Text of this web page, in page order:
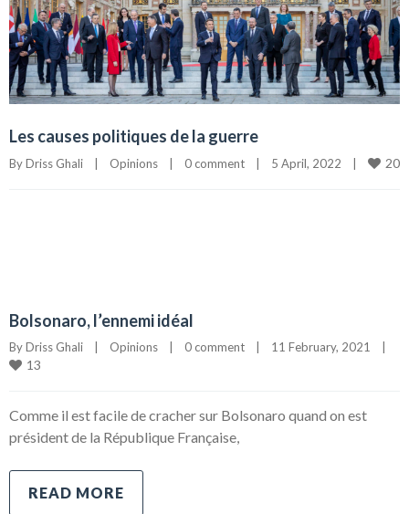
Les causes politiques de la guerre
By Driss Ghali Opinions 0 comment 5 April, 2022 20
Bolsonaro, l’ennemi idéal
By Driss Ghali Opinions 0 comment 11 February, 2021
13
Comme il est facile de cracher sur Bolsonaro quand on est
président de la République Française,
READ MORE